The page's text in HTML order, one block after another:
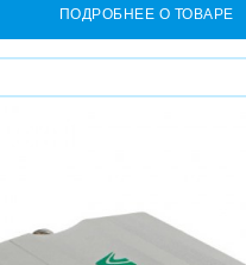
ПОДРОБНЕЕ О ТОВАРЕ